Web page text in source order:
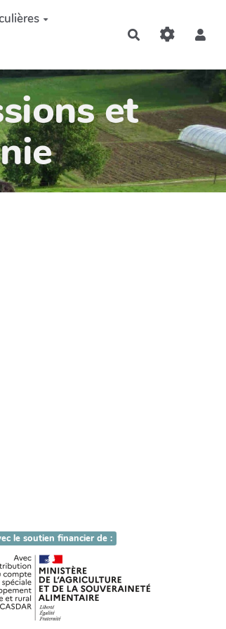
Rechercher
et
le soutien financier de :